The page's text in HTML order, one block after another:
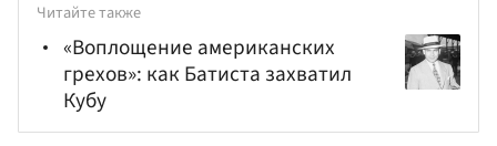
Читайте также
«Воплощение американских
грехов»: как Батиста захватил
Кубу